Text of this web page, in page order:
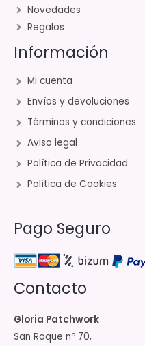
Novedades
Regalos
Información
Mi cuenta
Envíos y devoluciones
Términos y condiciones
Aviso legal
Política de Privacidad
Política de Cookies
Pago Seguro
Contacto
Gloria Patchwork
San Roque nº 70,